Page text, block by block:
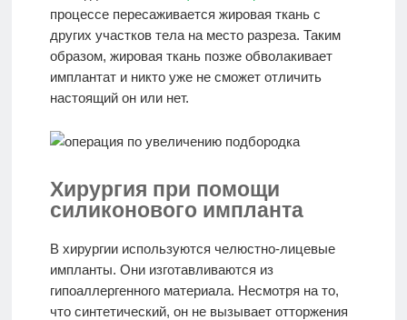
процессе пересаживается жировая ткань с
других участков тела на место разреза. Таким
образом, жировая ткань позже обволакивает
имплантат и никто уже не сможет отличить
настоящий он или нет.
Хирургия при помощи
силиконового импланта
В хирургии используются челюстно-лицевые
импланты. Они изготавливаются из
гипоаллергенного материала. Несмотря на то,
что синтетический, он не вызывает отторжения